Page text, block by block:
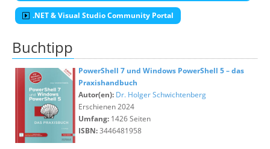
.NET & Visual Studio Community Portal
Buchtipp
PowerShell 7 und Windows PowerShell 5 – das
Praxishandbuch
Autor(en): Dr. Holger Schwichtenberg
Erschienen 2024
Umfang: 1426 Seiten
ISBN:3446481958